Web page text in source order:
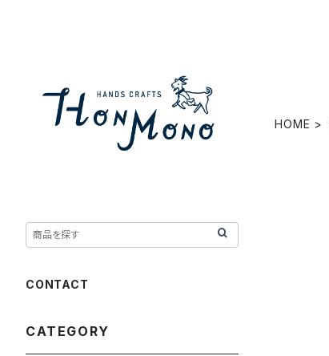
HOME
CONTACT
CATEGORY